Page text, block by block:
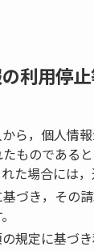
利用停止
ら，個人情
ものである
た場合には
づき，その
規定に基づ